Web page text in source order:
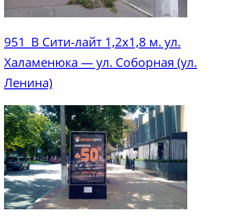
951_В Сити-лайт 1,2х1,8 м. ул.
Халаменюка — ул. Соборная (ул.
Ленина)